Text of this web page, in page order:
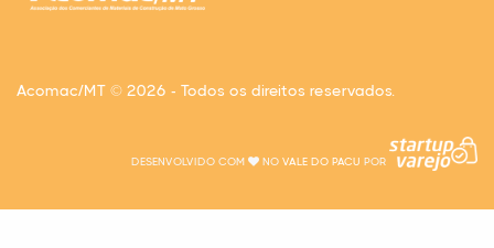
Acomac/MT © 2026 - Todos os direitos reservados.
DESENVOLVIDO COM NO VALE DO PACU POR